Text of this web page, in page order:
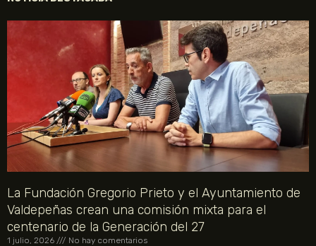
La Fundación Gregorio Prieto y el Ayuntamiento de
Valdepeñas crean una comisión mixta para el
centenario de la Generación del 27
1 julio, 2026 No hay comentarios